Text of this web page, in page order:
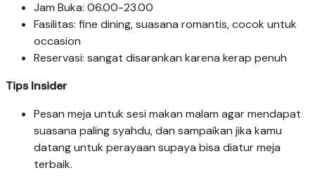
Jam Buka: 06.00-23.00
Fasilitas: fine dining, suasana romantis, cocok untuk
occasion
Reservasi: sangat disarankan karena kerap penuh
Tips Insider
Pesan meja untuk sesi makan malam agar mendapat
suasana paling syahdu, dan sampaikan jika kamu
datang untuk perayaan supaya bisa diatur meja
terbaik.